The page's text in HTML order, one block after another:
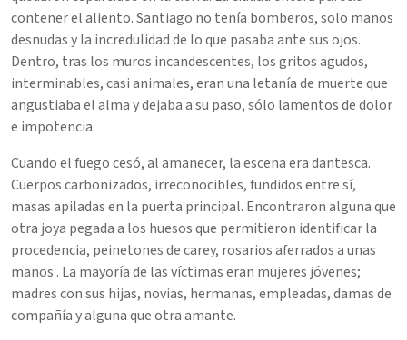
contener el aliento. Santiago no tenía bomberos, solo manos
desnudas y la incredulidad de lo que pasaba ante sus ojos.
Dentro, tras los muros incandescentes, los gritos agudos,
interminables, casi animales, eran una letanía de muerte que
angustiaba el alma y dejaba a su paso, sólo lamentos de dolor
e impotencia.
Cuando el fuego cesó, al amanecer, la escena era dantesca.
Cuerpos carbonizados, irreconocibles, fundidos entre sí,
masas apiladas en la puerta principal. Encontraron alguna que
otra joya pegada a los huesos que permitieron identificar la
procedencia, peinetones de carey, rosarios aferrados a unas
manos . La mayoría de las víctimas eran mujeres jóvenes;
madres con sus hijas, novias, hermanas, empleadas, damas de
compañía y alguna que otra amante.